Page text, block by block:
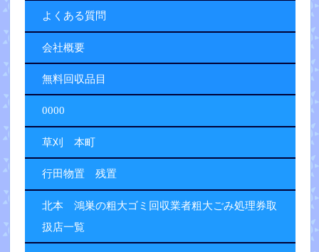
よくある質問
会社概要
無料回収品目
0000
草刈 本町
行田物置 残置
北本 鴻巣の粗大ゴミ回収業者粗大ごみ処理券取
扱店一覧